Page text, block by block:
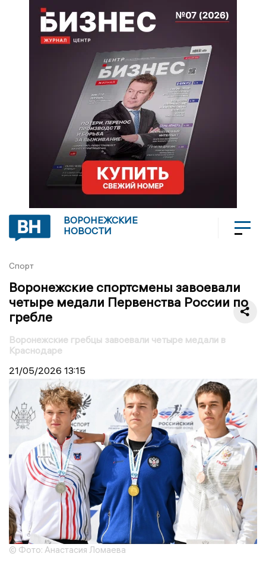
ВОРОНЕЖСКИЕ
НОВОСТИ
Спорт
Воронежские спортсмены завоевали
четыре медали Первенства России по
гребле
Воронежские гребцы завоевали четыре медали в
Краснодаре
21/05/2026 13:15
© Фото: Анастасия Ломаева